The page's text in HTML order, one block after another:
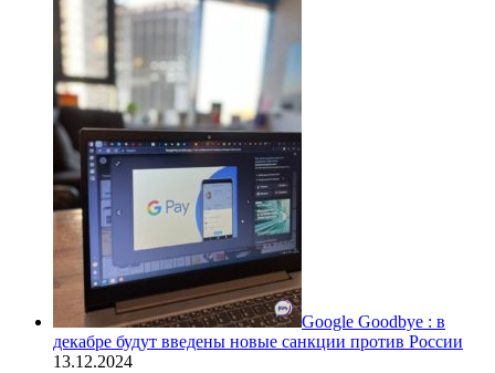
Google Goodbye : в
декабре будут введены новые санкции против России
13.12.2024